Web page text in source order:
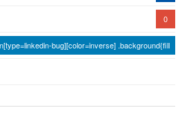
0
bug][color=inverse] .background{fill